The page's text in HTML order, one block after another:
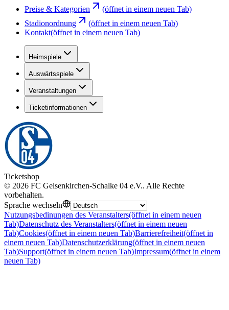
Preise & Kategorien
(öffnet in einem neuen Tab)
Stadionordnung
(öffnet in einem neuen Tab)
Kontakt(öffnet in einem neuen Tab)
Heimspiele
Auswärtsspiele
Veranstaltungen
Ticketinformationen
Ticketshop
© 2026 FC Gelsenkirchen-Schalke 04 e.V.. Alle Rechte
vorbehalten.
Sprache wechseln
Nutzungsbedinungen des Veranstalters(öffnet in einem neuen
Tab)Datenschutz des Veranstalters(öffnet in einem neuen
Tab)Cookies(öffnet in einem neuen Tab)Barrierefreiheit(öffnet in
einem neuen Tab)Datenschutzerklärung(öffnet in einem neuen
Tab)Support(öffnet in einem neuen Tab)Impressum(öffnet in einem
neuen Tab)